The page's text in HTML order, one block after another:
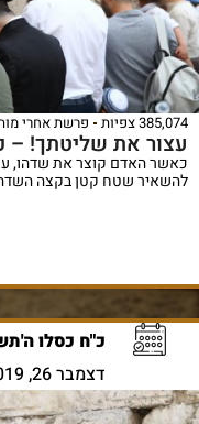
385,074 צפיות פרשת אחרי
עצור את שליטתך! –
כאשר האדם קוצר את שדהו,
להשאיר שטח קטן בקצה
כ"ח כסלו
דצמבר 26, 2019